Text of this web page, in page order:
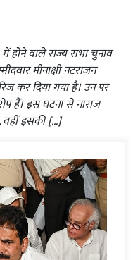
होने वाले राज्य सभा चुनाव
मीनाक्षी नटराजन
कर दिया गया है। उन पर
हैं। इस घटना से नाराज
वहीं इसकी […]